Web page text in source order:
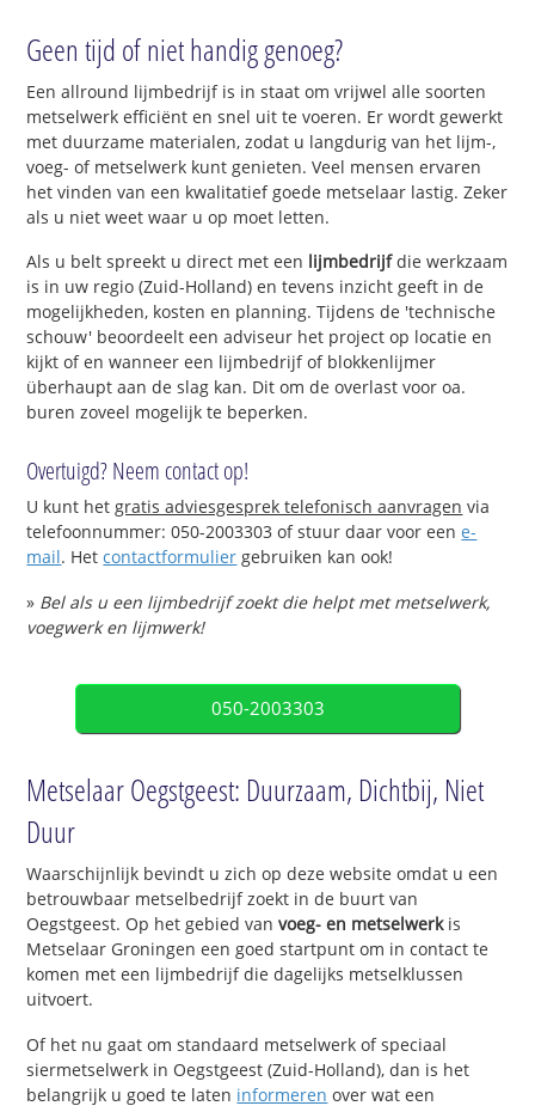
Geen tijd of niet handig genoeg?
Een allround lijmbedrijf is in staat om vrijwel alle soorten
metselwerk efficiënt en snel uit te voeren. Er wordt gewerkt
met duurzame materialen, zodat u langdurig van het lijm-,
voeg- of metselwerk kunt genieten. Veel mensen ervaren
het vinden van een kwalitatief goede metselaar lastig. Zeker
als u niet weet waar u op moet letten.
Als u belt spreekt u direct met een lijmbedrijfdie werkzaam
is in uw regio (Zuid-Holland) en tevens inzicht geeft in de
mogelijkheden, kosten en planning. Tijdens de 'technische
schouw' beoordeelt een adviseur het project op locatie en
kijkt of en wanneer een lijmbedrijf of blokkenlijmer
überhaupt aan de slag kan. Dit om de overlast voor oa.
buren zoveel mogelijk te beperken.
Overtuigd? Neem contact op!
U kunt hetgratis adviesgesprek telefonisch aanvragen via
telefoonnummer: 050-2003303 of stuur daar voor eene-
mail. Hetcontactformulier gebruiken kan ook!
» Bel als u een lijmbedrijf zoekt die helpt met metselwerk,
voegwerk en lijmwerk!
050-2003303
Metselaar Oegstgeest: Duurzaam, Dichtbij, Niet
Duur
Waarschijnlijk bevindt u zich op deze website omdat u een
betrouwbaar metselbedrijf zoekt in de buurt van
Oegstgeest. Op het gebied van voeg- en metselwerkis
Metselaar Groningen een goed startpunt om in contact te
komen met een lijmbedrijf die dagelijks metselklussen
uitvoert.
Of het nu gaat om standaard metselwerk of speciaal
siermetselwerk in Oegstgeest (Zuid-Holland), dan is het
belangrijk u goed te laten informeren over wat een